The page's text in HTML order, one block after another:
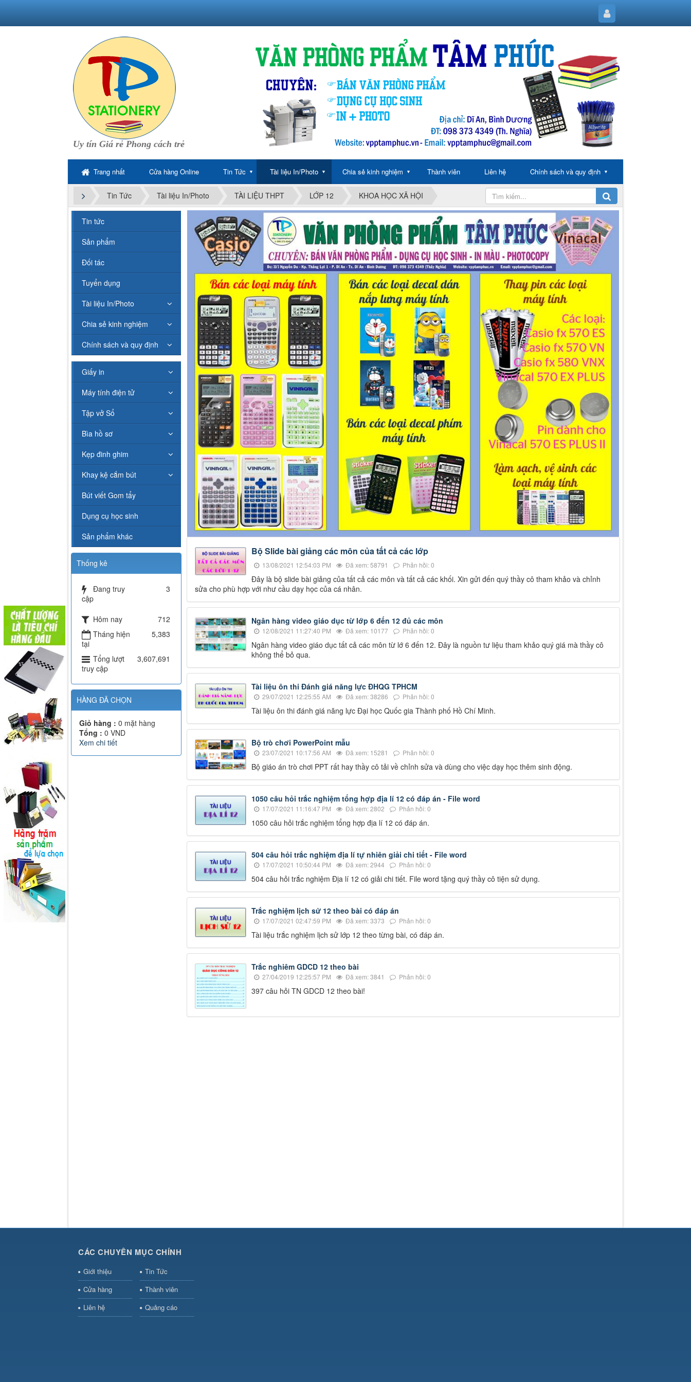
Uy tín Giá rẻ Phong cách trẻ
Trang nhất Cửa hàng Online Tin Tức ▼ Tài liệu In/Photo ▼ Chia sẻ kinh nghiệm ▼ Thành viên Liên hệ Chính sách và quy định ▼
Tin Tức Tài liệu In/Photo TÀI LIỆU THPT LỚP 12 KHOA HỌC XÃ HỘI
Bộ Slide bài giảng các môn của tất cả các lớp
13/08/2021 12:54:03 PM Đã xem: 58791 Phản hồi: 0
Đây là bộ slide bài giảng của tất cả các môn và tất cả các khối. Xin gửi đến quý thầy cô tham khảo và chỉnh
sửa cho phù hợp với như cầu dạy học của cá nhân.
Ngân hàng video giáo dục từ lớp 6 đến 12 đủ các môn
12/08/2021 11:27:40 PM Đã xem: 10177 Phản hồi: 0
Ngân hàng video giáo dục tất cả các môn từ lớ 6 đến 12. Đây là nguồn tư liệu tham khảo quý giá mà thầy cô
không thể bỏ qua.
Tài liệu ôn thi Đánh giá năng lực ĐHQG TPHCM
29/07/2021 12:25:55 AM Đã xem: 38286 Phản hồi: 0
Tài liệu ôn thi đánh giá năng lực Đại học Quốc gia Thành phố Hồ Chí Minh.
Bộ trò chơi PowerPoint mẫu
23/07/2021 10:17:56 AM Đã xem: 15281 Phản hồi: 0
Bộ giáo án trò chơi PPT rất hay thầy cô tải về chỉnh sửa và dùng cho việc dạy học thêm sinh động.
1050 câu hỏi trắc nghiệm tổng hợp địa lí 12 có đáp án - File word
17/07/2021 11:16:47 PM Đã xem: 2802 Phản hồi: 0
1050 câu hỏi trắc nghiệm tổng hợp địa lí 12 có đáp án.
504 câu hỏi trắc nghiệm địa lí tự nhiên giải chi tiết - File word
17/07/2021 10:50:44 PM Đã xem: 2944 Phản hồi: 0
504 câu hỏi trắc nghiệm Địa lí 12 có giải chi tiết. File word tặng quý thầy cô tiện sử dụng.
Trắc nghiệm lịch sử 12 theo bài có đáp án
17/07/2021 02:47:59 PM Đã xem: 3373 Phản hồi: 0
Tài liệu trắc nghiệm lịch sử lớp 12 theo từng bài, có đáp án.
Trắc nghiêm GDCD 12 theo bài
27/04/2019 12:25:57 PM Đã xem: 3841 Phản hồi: 0
397 câu hỏi TN GDCD 12 theo bài!
Tin tức
Sản phẩm
Đối tác
Tuyển dụng
Tài liệu In/Photo
Chia sẻ kinh nghiệm
Chính sách và quy định
Giấy in
Máy tính điện tử
Tập vở Sổ
Bìa hồ sơ
Kẹp đinh ghim
Khay kệ cắm bút
Bút viết Gom tẩy
Dụng cụ học sinh
Sản phẩm khác
Thống kê
Đang truy
cập
3
Hôm nay
712
Tháng hiện
tại
5,383
Tổng lượt
truy cập
3,607,691
HÀNG ĐÃ CHỌN
Giỏ hàng : 0 mặt hàng
Tổng : 0 VND
Xem chi tiết
CÁC CHUYÊN MỤC CHÍNH
Giới thiệu
Tin Tức
Cửa hàng
Thành viên
Liên hệ
Quảng cáo